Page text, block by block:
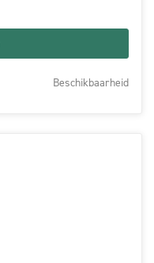
Beschikbaarheid